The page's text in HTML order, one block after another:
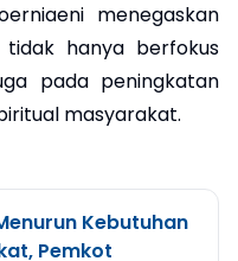
menegaskan
hanya berfokus
pada peningkatan
masyarakat.
Kebutuhan
Pemkot